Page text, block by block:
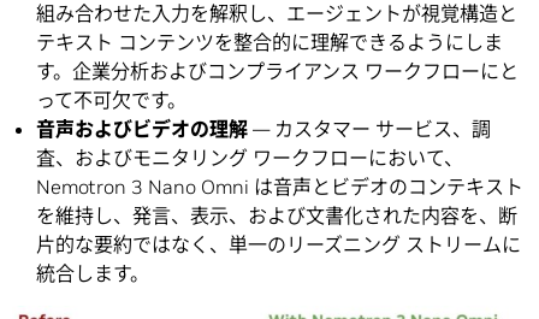
組み合わせた入力を解釈し、エージェントが視覚構造と
テキスト コンテンツを整合的に理解できるようにしま
す。企業分析およびコンプライアンス ワークフローにと
って不可欠です。
音声およびビデオの理解 — カスタマー サービス、調
査、およびモニタリング ワークフローにおいて、
Nemotron 3 Nano Omni は音声とビデオのコンテキスト
を維持し、発言、表示、および文書化された内容を、断
片的な要約ではなく、単一のリーズニング ストリームに
統合します。